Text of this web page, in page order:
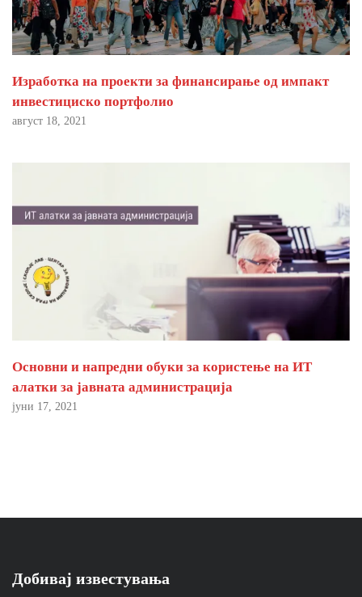
Изработка на проекти за финансирање од импакт
инвестициско портфолио
август 18, 2021
Основни и напредни обуки за користење на ИТ
алатки за јавната администрација
јуни 17, 2021
Добивај известувања